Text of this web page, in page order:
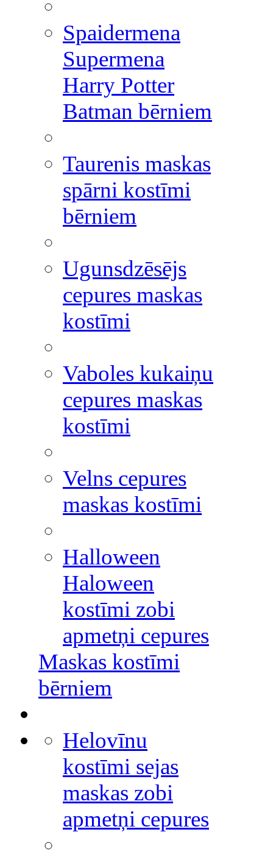
Spaidermena
Supermena
Harry Potter
Batman bērniem
Taurenis maskas
spārni kostīmi
bērniem
Ugunsdzēsējs
cepures maskas
kostīmi
Vaboles kukaiņu
cepures maskas
kostīmi
Velns cepures
maskas kostīmi
Halloween
Haloween
kostīmi zobi
apmetņi cepures
Maskas kostīmi
bērniem
Helovīnu
kostīmi sejas
maskas zobi
apmetņi cepures